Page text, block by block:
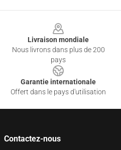
Livraison mondiale
Nous livrons dans plus de 200
pays
Garantie internationale
Offert dans le pays d'utilisation
Contactez-nous